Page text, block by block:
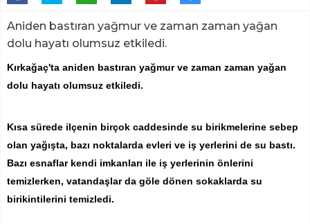
Aniden bastıran yağmur ve zaman zaman yağan
dolu hayatı olumsuz etkiledi.
Kırkağaç'ta aniden bastıran yağmur ve zaman zaman yağan
dolu hayatı olumsuz etkiledi.
Kısa sürede ilçenin birçok caddesinde su birikmelerine sebep
olan yağışta, bazı noktalarda evleri ve iş yerlerini de su bastı.
Bazı esnaflar kendi imkanları ile iş yerlerinin önlerini
temizlerken, vatandaşlar da göle dönen sokaklarda su
birikintilerini temizledi.